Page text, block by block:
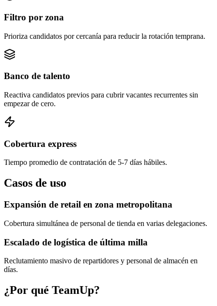
Filtro por zona
Prioriza candidatos por cercanía para reducir la rotación temprana.
Banco de talento
Reactiva candidatos previos para cubrir vacantes recurrentes sin
empezar de cero.
Cobertura express
Tiempo promedio de contratación de 5-7 días hábiles.
Casos de uso
Expansión de retail en zona metropolitana
Cobertura simultánea de personal de tienda en varias delegaciones.
Escalado de logística de última milla
Reclutamiento masivo de repartidores y personal de almacén en
días.
¿Por qué TeamUp?